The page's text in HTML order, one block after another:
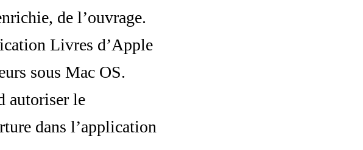
de l’ouvrage.
Livres d’Apple
sous Mac OS.
autoriser le
dans l’application